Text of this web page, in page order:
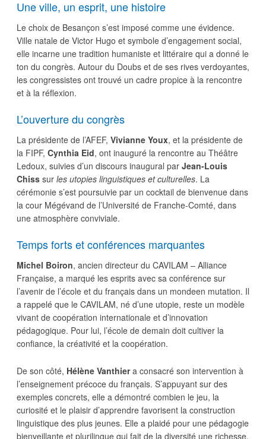
Une ville, un esprit, une histoire
Le choix de Besançon s’est imposé comme une évidence.
Ville natale de Victor Hugo et symbole d’engagement social,
elle incarne une tradition humaniste et littéraire qui a donné le
ton du congrès. Autour du Doubs et de ses rives verdoyantes,
les congressistes ont trouvé un cadre propice à la rencontre
et à la réflexion.
L’ouverture du congrès
La présidente de l’AFEF, Vivianne Youx, et la présidente de
la FIPF, Cynthia Eid, ont inauguré la rencontre au Théâtre
Ledoux, suivies d’un discours inaugural par Jean-Louis
Chisssur les utopies linguistiques et culturelles. La
cérémonie s’est poursuivie par un cocktail de bienvenue dans
la cour Mégévand de l’Université de Franche-Comté, dans
une atmosphère conviviale.
Temps forts et conférences marquantes
Michel Boiron, ancien directeur du CAVILAM – Alliance
Française, a marqué les esprits avec sa conférence sur
l’avenir de l’école et du français dans un mondeen mutation. Il
a rappelé que le CAVILAM, né d’une utopie, reste un modèle
vivant de coopération internationale et d’innovation
pédagogique. Pour lui, l’école de demain doit cultiver la
confiance, la créativité et la coopération.
De son côté, Hélène Vanthiera consacré son intervention à
l’enseignement précoce du français. S’appuyant sur des
exemples concrets, elle a démontré combien le jeu, la
curiosité et le plaisir d’apprendre favorisent la construction
linguistique des plus jeunes. Elle a plaidé pour une pédagogie
bienveillante et plurilingue qui fait de la diversité une richesse.